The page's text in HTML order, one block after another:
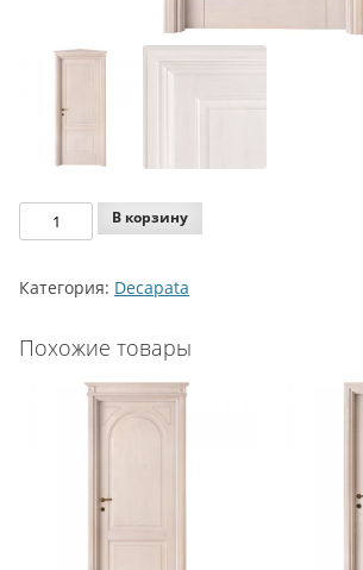
Количество
Legnoform
Model
14
В корзину
Категория: Decapata
Похожие товары